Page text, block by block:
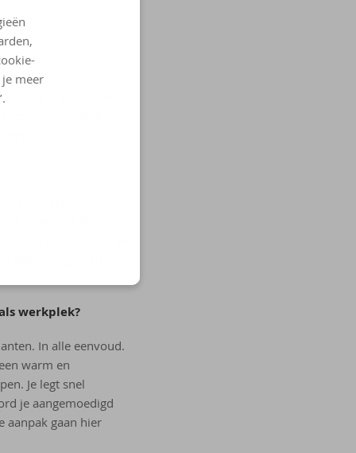
meer
Ik was vereerd
we zijn
We zijn ambitieus en
dóen”. De sociale,
mij onze grootste
werkplek?
In alle eenvoud.
warm en
Je legt snel
je aangemoedigd
aanpak gaan hier